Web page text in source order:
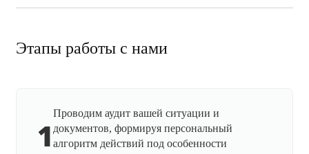
Этапы работы с нами
1
Проводим аудит вашей ситуации и
документов, формируя персональный
алгоритм действий под особенности